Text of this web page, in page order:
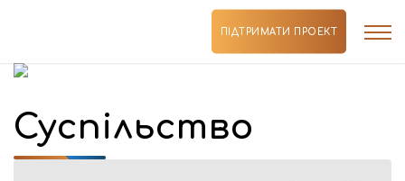
ПІДТРИМАТИ ПРОЕКТ
Суспільство